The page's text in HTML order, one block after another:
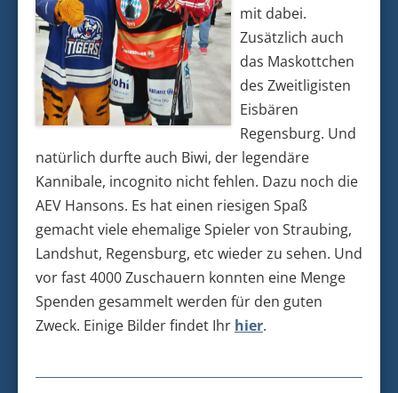
mit dabei.
Zusätzlich auch
das Maskottchen
des Zweitligisten
Eisbären
Regensburg. Und
natürlich durfte auch Biwi, der legendäre
Kannibale, incognito nicht fehlen. Dazu noch die
AEV Hansons. Es hat einen riesigen Spaß
gemacht viele ehemalige Spieler von Straubing,
Landshut, Regensburg, etc wieder zu sehen. Und
vor fast 4000 Zuschauern konnten eine Menge
Spenden gesammelt werden für den guten
Zweck. Einige Bilder findet Ihr hier.